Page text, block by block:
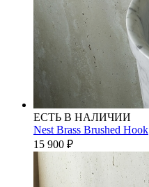
ЕСТЬ В НАЛИЧИИ
Nest Brass Brushed Hook
15 900 ₽